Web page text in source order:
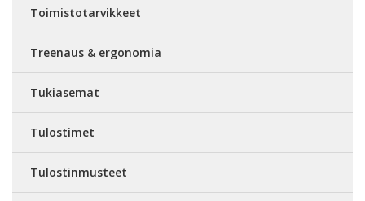
Toimistotarvikkeet
Treenaus & ergonomia
Tukiasemat
Tulostimet
Tulostinmusteet